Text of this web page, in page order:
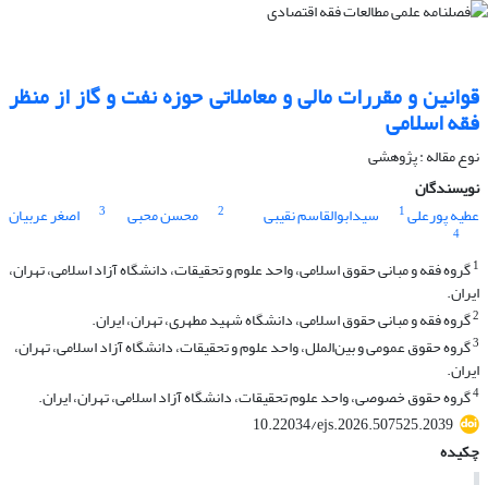
قوانین و مقررات مالی و معاملاتی حوزه نفت و گاز از منظر
فقه اسلامی
نوع مقاله : پژوهشی
نویسندگان
عطیه پورعلی1 سیدابوالقاسم نقیبی 2 محسن محبی 3 اصغر عربیان
4
1گروه فقه و مبانی حقوق اسلامی، واحد علوم و تحقیقات، دانشگاه آزاد اسلامی، تهران،
ایران.
2گروه فقه و مبانی حقوق اسلامی، دانشگاه شهید مطهری، تهران، ایران.
3گروه حقوق عمومی و بین‌الملل، واحد علوم و تحقیقات، دانشگاه آزاد اسلامی، تهران،
ایران.
4گروه حقوق خصوصی، واحد علوم تحقیقات، دانشگاه آزاد اسلامی، تهران، ایران.
10.22034/ejs.2026.507525.2039
چکیده